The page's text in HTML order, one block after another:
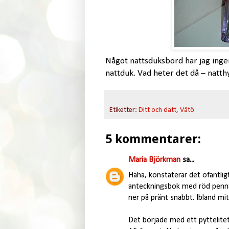
Något nattsduksbord har jag
nattduk. Vad heter det då –
Etiketter: Ditt och datt, Vätö
5 kommentarer:
Maria Björkmansa...
Haha, konstaterar det
anteckningsbok med röd
ner på pränt snabbt. Ibland
Det började med ett